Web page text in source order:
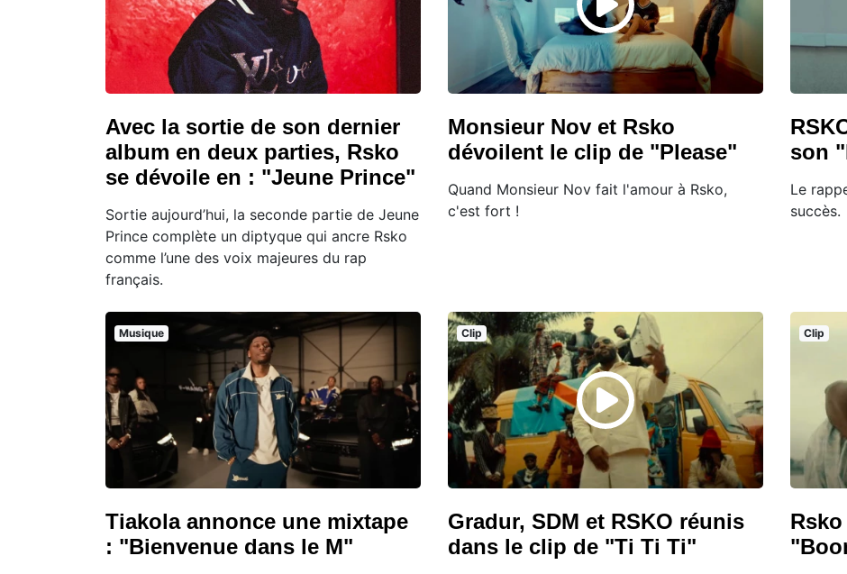
Avec la sortie de son dernier
album en deux parties, Rsko
se dévoile en : "Jeune Prince"
Sortie aujourd’hui, la seconde partie de Jeune
Prince complète un diptyque qui ancre Rsko
comme l’une des voix majeures du rap
français.
Monsieur Nov et Rsko
dévoilent le clip de "Please"
Quand Monsieur Nov fait l'amour à Rsko,
c'est fort !
son
Le
succès.
Musique
Tiakola annonce une mixtape
: "Bienvenue dans le M"
Clip
Gradur, SDM et RSKO réunis
dans le clip de "Ti Ti Ti"
Clip